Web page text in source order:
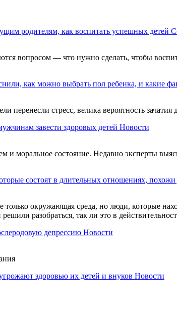
родителям, как воспитать успешных детей
вопросом — что нужно сделать, чтобы
как можно выбрать пол ребенка, и какие
перенесли стресс, велика вероятность зачатия
завести здоровых детей Новости
моральное состояние. Недавно эксперты
состоят в длительных отношениях, похожи
окружающая среда, но люди, которые
разобраться, так ли это в
депрессию Новости
здоровью их детей и внуков Новости